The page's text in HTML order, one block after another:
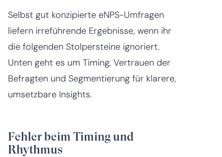
Selbst gut konzipierte eNPS-Umfragen
liefern irreführende Ergebnisse, wenn ihr
die folgenden Stolpersteine ignoriert.
Unten geht es um Timing, Vertrauen der
Befragten und Segmentierung für klarere,
umsetzbare Insights.
Fehler beim Timing und
Rhythmus